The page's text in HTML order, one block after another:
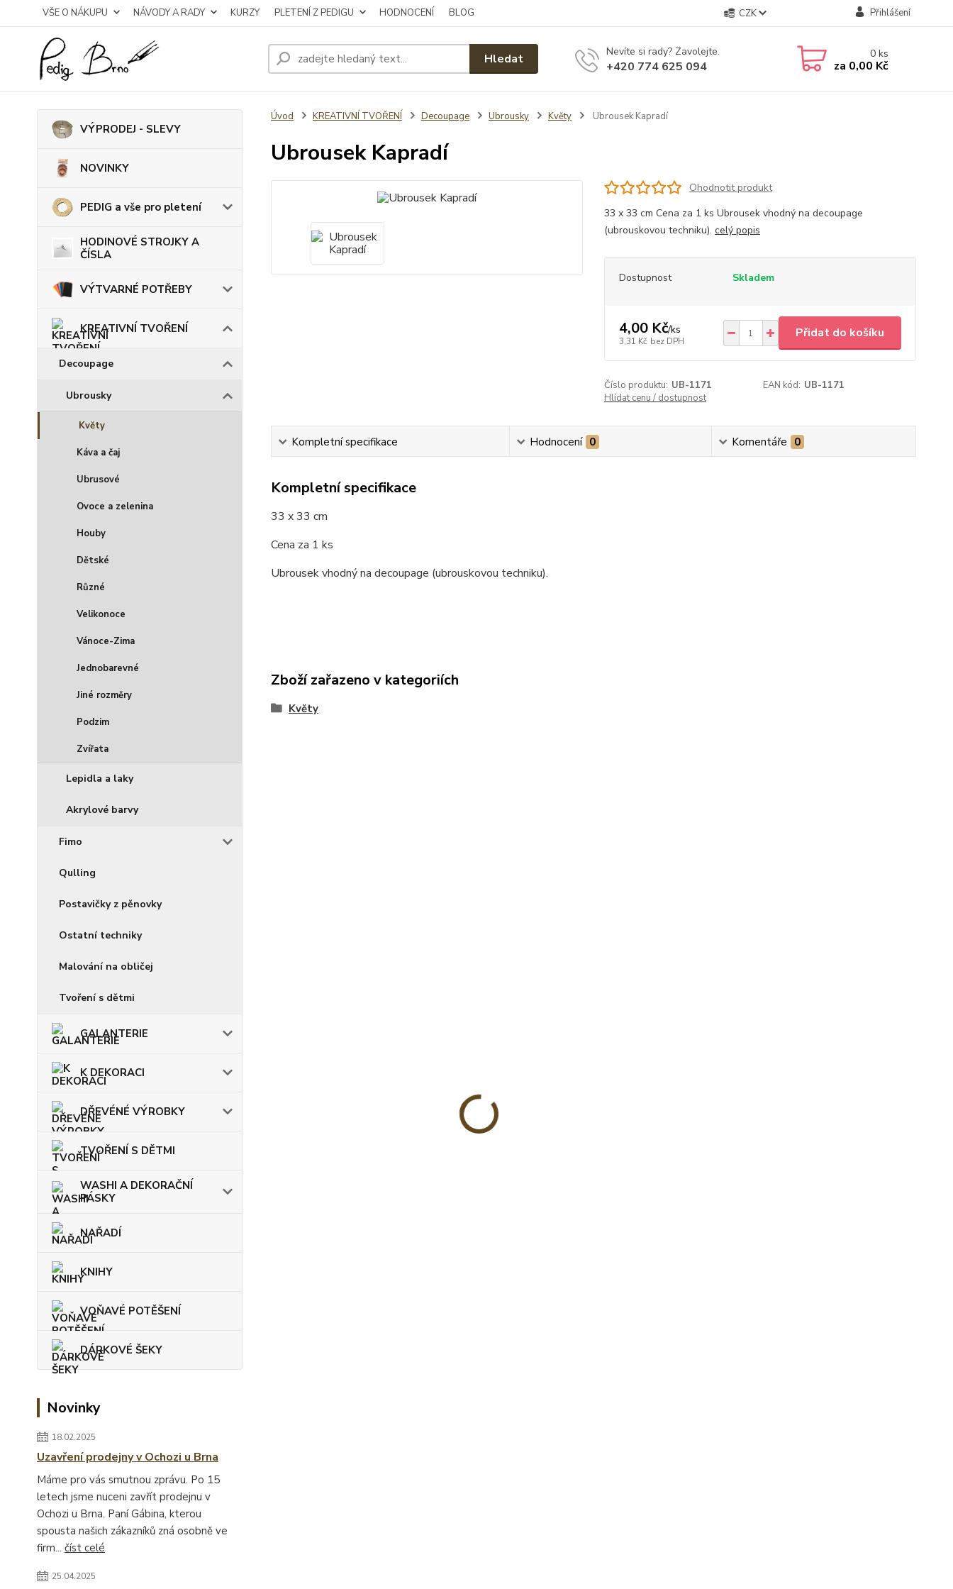
VŠE O NÁKUPU NÁVODY A RADY KURZY PLETENÍ Z PEDIGU HODNOCENÍ BLOG CZK Přihlášení
Hledat Nevíte si rady? Zavolejte.
+420 774 625 094
0ks
za 0,00 Kč
VÝPRODEJ - SLEVY
NOVINKY
PEDIG a vše pro pletení
HODINOVÉ STROJKY A
ČÍSLA
VÝTVARNÉ POTŘEBY
KREATIVNÍ TVOŘENÍ
Decoupage
Ubrousky
Květy
Káva a čaj
Ubrusové
Ovoce a zelenina
Houby
Dětské
Různé
Velikonoce
Vánoce-Zima
Jednobarevné
Jiné rozměry
Podzim
Zvířata
Lepidla a laky
Akrylové barvy
Fimo
Qulling
Postavičky z pěnovky
Ostatní techniky
Malování na obličej
Tvoření s dětmi
GALANTERIE
K DEKORACI
DŘEVÉNÉ VÝROBKY
TVOŘENÍ S DĚTMI
WASHI A DEKORAČNÍ
PÁSKY
NAŘADÍ
KNIHY
VOŇAVÉ POTĚŠENÍ
DÁRKOVÉ ŠEKY
Novinky
18.02.2025
Uzavření prodejny v Ochozi u Brna
Máme pro vás smutnou zprávu. Po 15
letech jsme nuceni zavřít prodejnu v
Ochozi u Brna. Paní Gábina, kterou
spousta našich zákazníků zná osobně ve
firm... číst celé
25.04.2025
Úvod KREATIVNÍ TVOŘENÍ Decoupage Ubrousky Květy Ubrousek Kapradí
Ubrousek Kapradí
Ohodnotit produkt
33 x 33 cm Cena za 1 ks Ubrousek vhodný na decoupage
(ubrouskovou techniku). celý popis
Dostupnost Skladem
4,00 Kč/ks
3,31 Kč bez DPH
Přidat do košíku
Číslo produktu: UB-1171 EAN kód: UB-1171
Hlídat cenu / dostupnost
Kompletní specifikace Hodnocení 0 Komentáře 0
Kompletní specifikace
33 x 33 cm
Cena za 1 ks
Ubrousek vhodný na decoupage (ubrouskovou techniku).
Zboží zařazeno v kategoriích
Květy